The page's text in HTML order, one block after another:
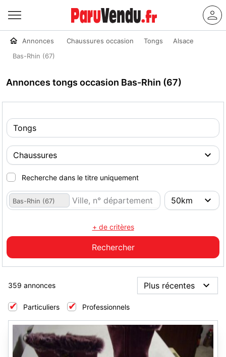
Annonces Chaussures occasion Tongs
Alsace
Bas-Rhin (67)
Annonces tongs occasion Bas-Rhin (67)
Recherche dans le titre uniquement
Bas-Rhin (67)
+ de critères
359 annonces
Particuliers Professionnels